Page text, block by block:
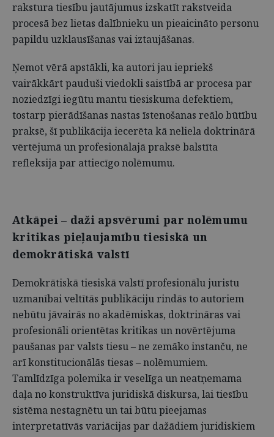
rakstura tiesību jautājumus izskatīt rakstveida
procesā bez lietas dalībnieku un pieaicināto personu
papildu uzklausīšanas vai iztaujāšanas.
Ņemot vērā apstākli, ka autori jau iepriekš
vairākkārt pauduši viedokli saistībā ar procesa par
noziedzīgi iegūtu mantu tiesiskuma defektiem,
tostarp pierādīšanas nastas īstenošanas reālo būtību
praksē, šī publikācija iecerēta kā neliela doktrinārā
vērtējumā un profesionālajā praksē balstīta
refleksija par attiecīgo nolēmumu.
Atkāpei – daži apsvērumi par nolēmumu
kritikas pieļaujamību tiesiskā un
demokrātiskā valstī
Demokrātiskā tiesiskā valstī profesionālu juristu
uzmanībai veltītās publikāciju rindās to autoriem
nebūtu jāvairās no akadēmiskas, doktrināras vai
profesionāli orientētas kritikas un novērtējuma
paušanas par valsts tiesu – ne zemāko instanču, ne
arī konstitucionālās tiesas – nolēmumiem.
Tamlīdzīga polemika ir veselīga un neatņemama
daļa no konstruktīva juridiskā diskursa, lai tiesību
sistēma nestagnētu un tai būtu pieejamas
interpretatīvās variācijas par dažādiem juridiskiem